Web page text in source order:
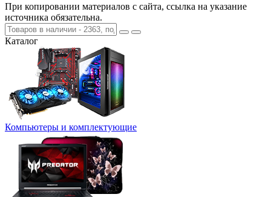
При копировании материалов с сайта, ссылка на указание
источника обязательна.
Каталог
Компьютеры и комплектующие